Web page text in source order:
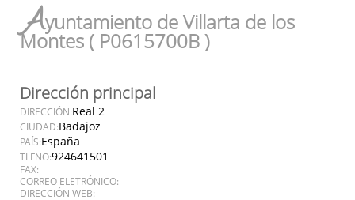
Ayuntamiento de Villarta de los
Montes ( P0615700B )
Dirección principal
DIRECCIÓN:Real 2
CIUDAD:Badajoz
PAÍS:España
TLFNO:924641501
FAX:
CORREO ELETRÓNICO:
DIRECCIÓN WEB: